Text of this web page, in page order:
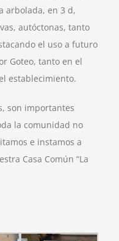
arbolada, en 3 d,
autóctonas, tanto
el uso a futuro
Goteo, tanto en el
establecimiento.
son importantes
la comunidad no
e instamos a
Casa Común “La